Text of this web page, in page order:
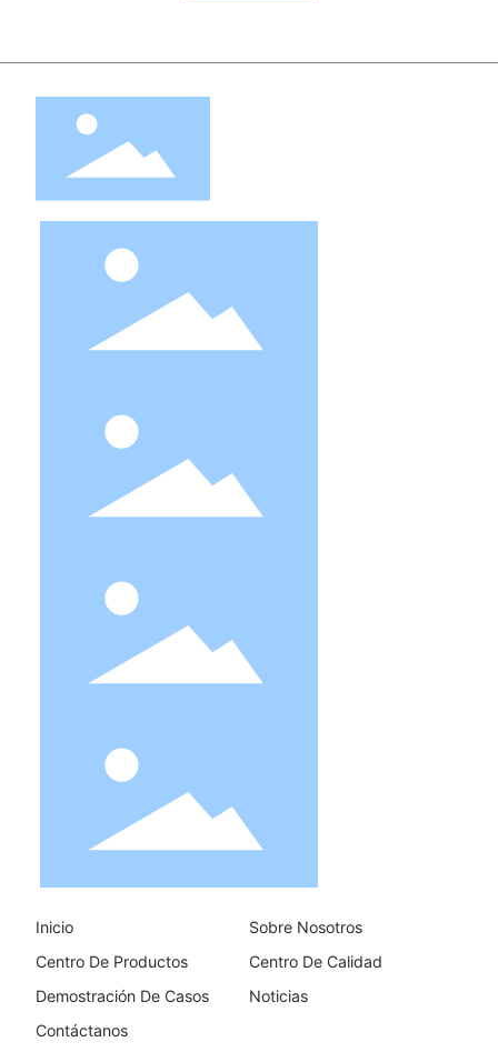
Inicio
Sobre Nosotros
Centro De Productos
Centro De Calidad
Demostración De Casos
Noticias
Contáctanos